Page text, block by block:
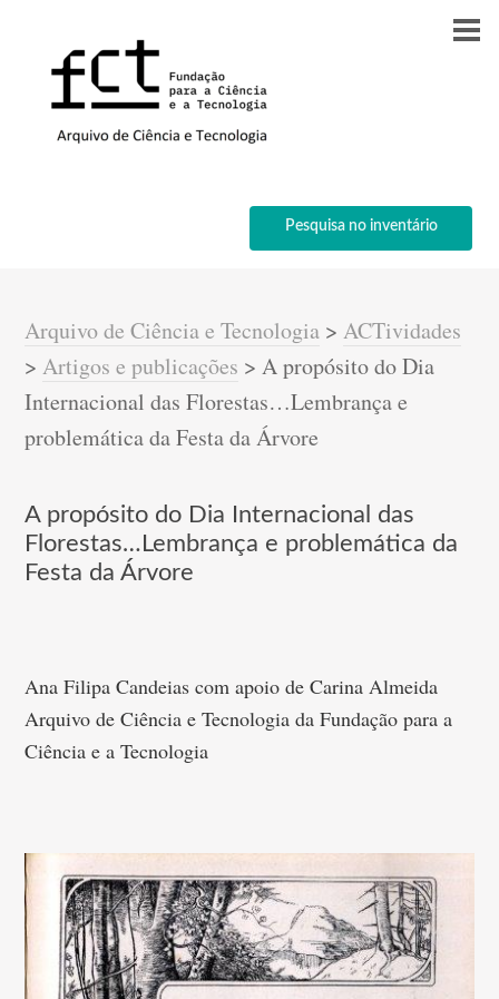
Pesquisa no inventário
Arquivo de Ciência e Tecnologia >ACTividades
>Artigos e publicações >A propósito do Dia
Internacional das Florestas…Lembrança e
problemática da Festa da Árvore
A propósito do Dia Internacional das
Florestas…Lembrança e problemática da
Festa da Árvore
Ana Filipa Candeias com apoio de Carina Almeida
Arquivo de Ciência e Tecnologia da Fundação para a
Ciência e a Tecnologia